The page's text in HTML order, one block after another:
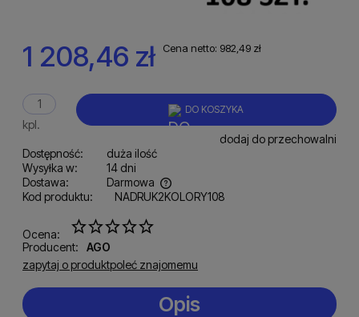
1 208,46 zł Cena netto: 982,49 zł
kpl.
DO KOSZYKA
dodaj do przechowalni
Dostępność:
duża ilość
Wysyłka w:
14 dni
Dostawa:
Darmowa
Cena nie zawiera ewentualnych kosztów płatności
Kod produktu: NADRUK2KOLORY108
Ocena:
Producent:
AGO
zapytaj o produktpoleć znajomemu
Opis